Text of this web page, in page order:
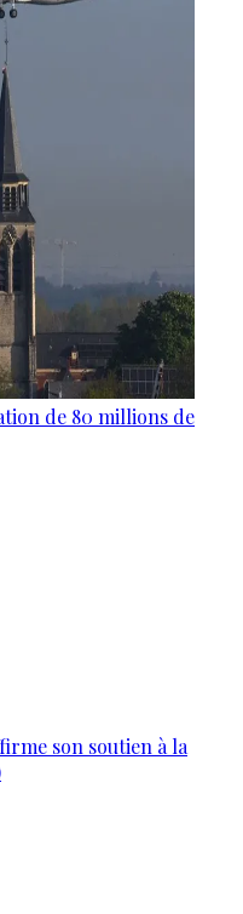
de 80 millions de
son soutien à la